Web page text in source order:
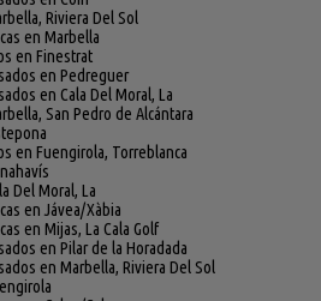
Riviera Del Sol
en Marbella
en Finestrat
en Pedreguer
en Cala Del Moral, La
San Pedro de Alcántara
en Fuengirola, Torreblanca
Del Moral, La
en Jávea/Xàbia
en Mijas, La Cala Golf
en Pilar de la Horadada
en Marbella, Riviera Del Sol